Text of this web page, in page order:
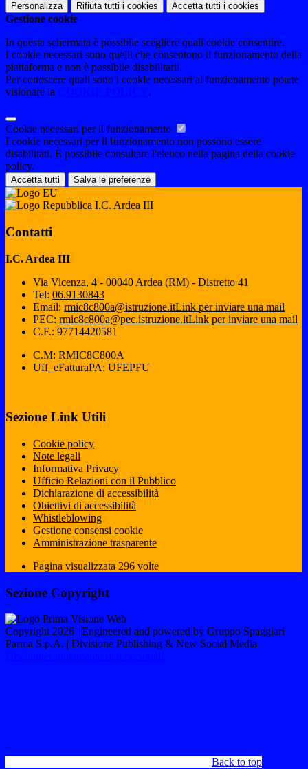
Personalizza Rifiuta tutti i cookies Accetta tutti i cookies
Gestione cookie
In questa schermata è possibile scegliere quali cookie consentire.
I cookie necessari sono quelli che consentono il funzionamento della
piattaforma e non è possibile disabilitarli.
Per conoscere quali sono i cookie necessari al funzionamento potete
visionare la
.
Cookie necessari per il funzionamento
I cookie necessari per il funzionamento non possono essere
disabilitati. È possibile consultare l'elenco nella pagina della cookie
policy.
Accetta tutti Salva le preferenze
I.C. Ardea III
Contatti
I.C. Ardea III
Via Vicenza, 4 - 00040 Ardea (RM) - Distretto 41
Tel: 06.9130843
Email: rmic8c800a@istruzione.itLink per inviare una mail
PEC: rmic8c800a@pec.istruzione.itLink per inviare una mail
C.F.: 97714420581
C.M: RMIC8C800A
Uff_eFatturaPA: UFEPFU
Sezione Link Utili
Cookie policy
Note legali
Informativa Privacy
Ufficio Relazioni con il Pubblico
Dichiarazione di accessibilità
Obiettivi di accessibilità
Whistleblowing
Gestione consensi cookie
Amministrazione trasparente
Pagina visualizzata 296 volte
Sezione Copyright
Copyright 2026 | Engineered and powered by Gruppo Spaggiari
Parma S.p.A. | Divisione Publishing & New Social Media
Back to top